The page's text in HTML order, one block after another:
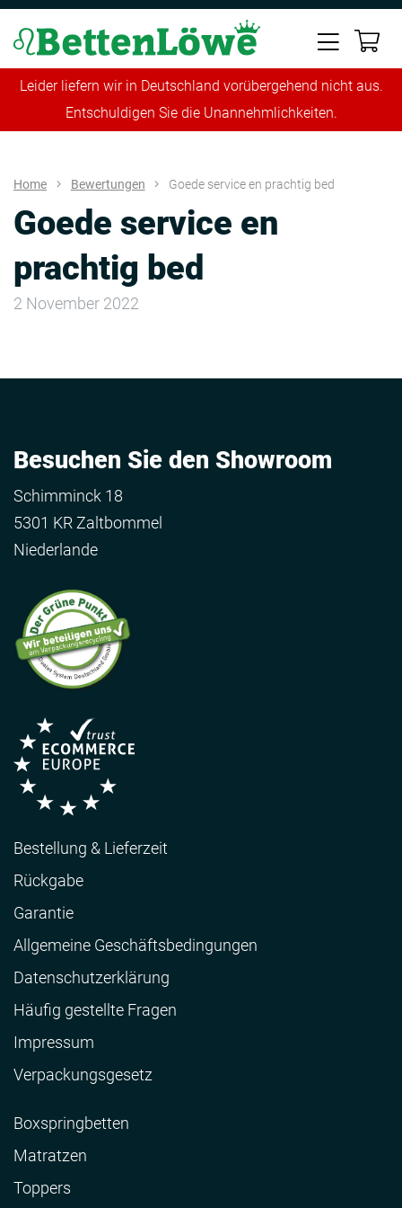
Leider liefern wir in Deutschland vorübergehend nicht aus.
Entschuldigen Sie die Unannehmlichkeiten.
Home Bewertungen Goede service en prachtig bed
Goede service en
prachtig bed
2 November 2022
Besuchen Sie den Showroom
Schimminck 18
5301 KR Zaltbommel
Niederlande
Bestellung & Lieferzeit
Rückgabe
Garantie
Allgemeine Geschäftsbedingungen
Datenschutzerklärung
Häufig gestellte Fragen
Impressum
Verpackungsgesetz
Boxspringbetten
Matratzen
Toppers